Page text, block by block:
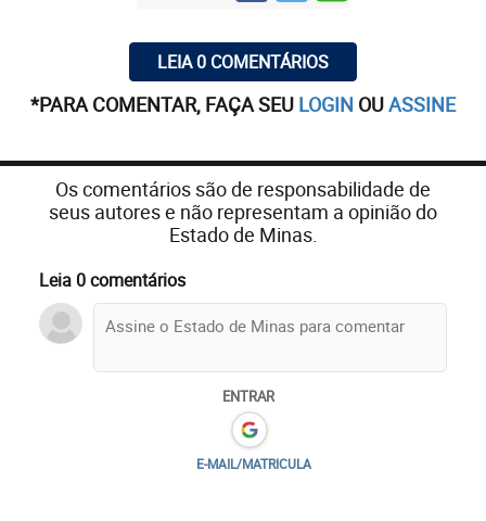
LEIA 0 COMENTÁRIOS
*PARA COMENTAR, FAÇA SEU LOGIN OUASSINE
Os comentários são de responsabilidade de
seus autores e não representam a opinião do
Estado de Minas.
Leia 0 comentários
ENTRAR
E-MAIL/MATRICULA